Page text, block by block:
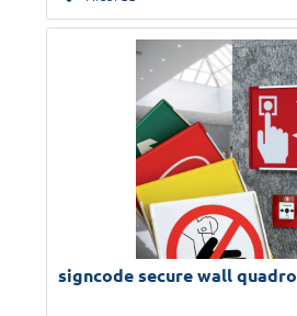
signcode secure wall quadro